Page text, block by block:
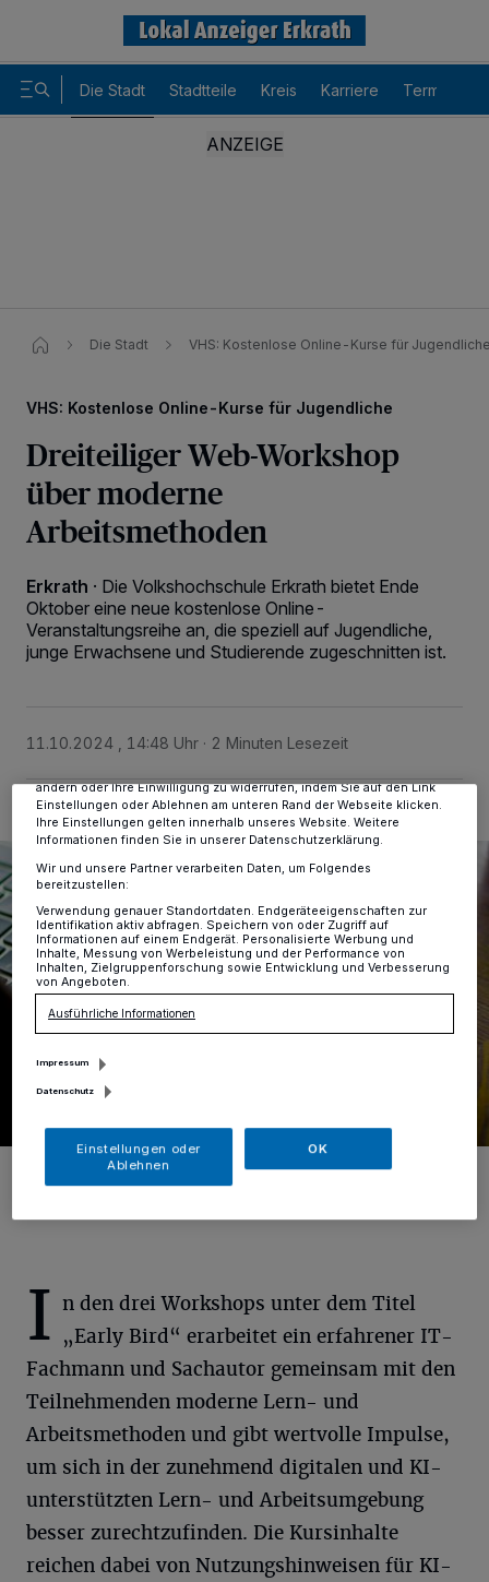
Die Stadt Stadtteile Kreis Karriere Termine
Die Stadt VHS: Kostenlose Online-Kurse für
VHS: Kostenlose Online-Kurse für Jugendliche
Dreiteiliger Web-Workshop
über moderne
Arbeitsmethoden
Erkrath · Die Volkshochschule Erkrath bietet Ende
Oktober eine neue kostenlose Online-
Veranstaltungsreihe an, die speziell auf Jugendliche,
junge Erwachsene und Studierende zugeschnitten ist.
11.10.2024 , 14:48 Uhr 2 Minuten Lesezeit
Foto: Pixabay/ariseyjf
I n den drei Workshops unter dem Titel
„Early Bird“ erarbeitet ein erfahrener IT-
Fachmann und Sachautor gemeinsam mit den
Teilnehmenden moderne Lern- und
Arbeitsmethoden und gibt wertvolle Impulse,
um sich in der zunehmend digitalen und KI-
unterstützten Lern- und Arbeitsumgebung
besser zurechtzufinden. Die Kursinhalte
reichen dabei von Nutzungshinweisen für KI-
Wir und unsere218-Partner speichern und greifen auf
personenbezogene Daten wie Browserdaten oder eindeutige
Zwecke. Wenn Tracker deaktiviert sind, sind manche Inhalte und
Anzeigen möglicherweise nicht mehr so relevant für Sie. Sie können
ändern oder Ihre Einwilligung zu widerrufen, indem Sie auf den Link
Einstellungen oder Ablehnen am unteren Rand der Webseite klicken.
Ihre Einstellungen gelten innerhalb unseres Website. Weitere
Informationen finden Sie in unserer Datenschutzerklärung.
Wir und unsere Partner verarbeiten Daten, um Folgendes
bereitzustellen:
Verwendung genauer Standortdaten. Endgeräteeigenschaften zur
Identifikation aktiv abfragen. Speichern von oder Zugriff auf
Informationen auf einem Endgerät. Personalisierte Werbung und
Inhalte, Messung von Werbeleistung und der Performance von
Inhalten, Zielgruppenforschung sowie Entwicklung und Verbesserung
von Angeboten.
Ausführliche Informationen
Impressum
Datenschutz
Einstellungen oder
Ablehnen
OK